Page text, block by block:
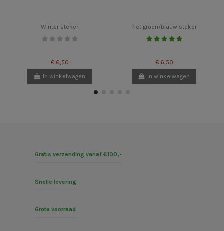
Winter steker
€ 6,50
In winkelwagen
Piet groen/blauw steker
€ 6,50
In winkelwagen
Gratis verzending vanaf €100,-
Snelle levering
Grote voorraad